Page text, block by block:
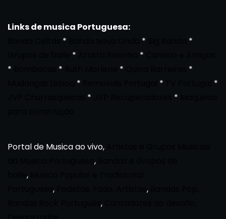
Links de musica Portuguesa:
* *
*
* *
*
* *
*
* *
*
* *
Portal de Musica ao vivo,
,
,
, ,
,